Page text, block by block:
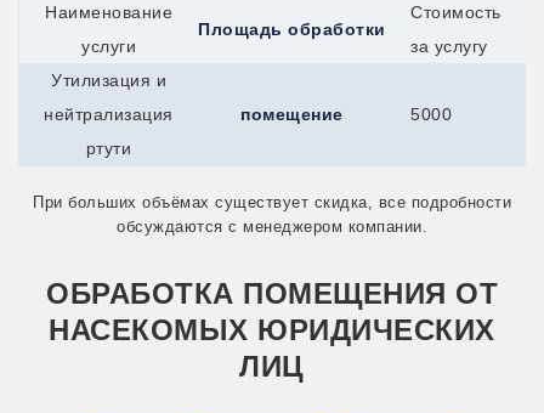
Сыктывкар
Тихвин
Торопец
Тосно
Балей
Абакан
Артём
Балашов
Арсеньев
Балтийск
Наименование
услуги
Площадь обработки
Стоимость
за услугу
Утилизация и
нейтрализация
ртути
помещение 5000
При больших объёмах существует скидка, все подробности
обсуждаются с менеджером компании.
ОБРАБОТКА ПОМЕЩЕНИЯ ОТ
НАСЕКОМЫХ ЮРИДИЧЕСКИХ
ЛИЦ